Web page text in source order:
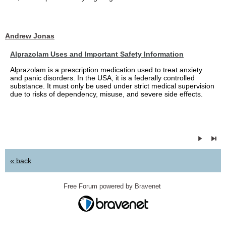
Andrew Jonas
Alprazolam Uses and Important Safety Information
Alprazolam is a prescription medication used to treat anxiety
and panic disorders. In the USA, it is a federally controlled
substance. It must only be used under strict medical supervision
due to risks of dependency, misuse, and severe side effects.
« back
Free Forum powered by Bravenet